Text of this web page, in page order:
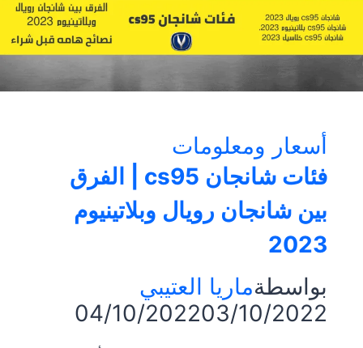
أسعار ومعلومات
فئات شانجان cs95 | الفرق
بين شانجان رويال وبلاتينيوم
2023
بواسطةماريا العتيبي
04/10/202203/10/2022